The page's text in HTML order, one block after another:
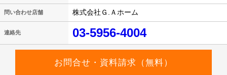
問い合わせ店舗 株式会社Ｇ.Ａホーム
連絡先 03-5956-4004